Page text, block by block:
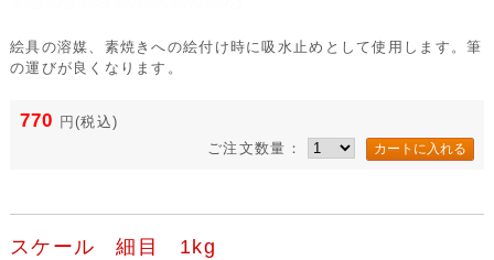
絵具の溶媒、素焼きへの絵付け時に吸水止めとして使用します。筆
の運びが良くなります。
770 円 (税込)
ご注文数量：
スケール 細目 1kg